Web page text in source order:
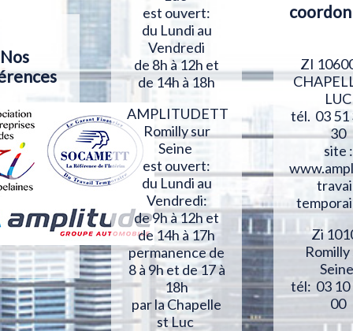
Nos
est ouvert:
du Lundi au
Vendredi
de 8h à 12h et
de 14h à 18h
AMPLITUDETT
Romilly sur
Seine
est ouvert:
du Lundi au
Vendredi:
de 9h à 12h et
de 14h à 17h
permanence de
8 à 9h et de 17 à
18h
par la Chapelle
st Luc
ZI
LUC
tél. 03 51
30
site :
Zi
tél: 03 10
00